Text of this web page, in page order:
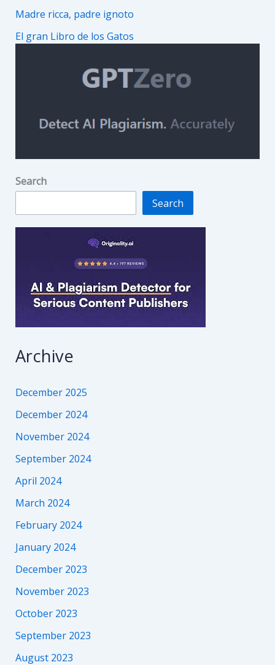
Madre ricca, padre ignoto
El gran Libro de los Gatos
Search
Search
Archive
December 2025
December 2024
November 2024
September 2024
April 2024
March 2024
February 2024
January 2024
December 2023
November 2023
October 2023
September 2023
August 2023